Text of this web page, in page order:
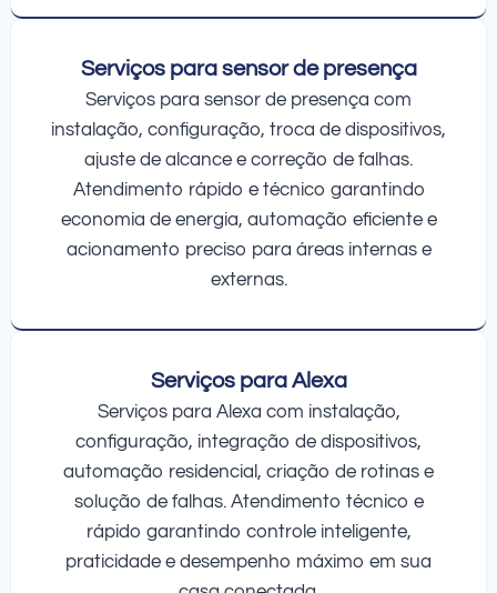
Serviços para sensor de presença
Serviços para sensor de presença com
instalação, configuração, troca de dispositivos,
ajuste de alcance e correção de falhas.
Atendimento rápido e técnico garantindo
economia de energia, automação eficiente e
acionamento preciso para áreas internas e
externas.
Serviços para Alexa
Serviços para Alexa com instalação,
configuração, integração de dispositivos,
automação residencial, criação de rotinas e
solução de falhas. Atendimento técnico e
rápido garantindo controle inteligente,
praticidade e desempenho máximo em sua